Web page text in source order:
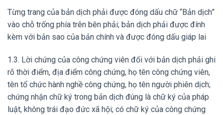
Từng trang của bản dịch phải được đóng dấu chữ “Bản dịch”
vào chỗ trống phía trên bên phải; bản dịch phải được đính
kèm với bản sao của bản chính và được đóng dấu giáp lai
1.3. Lời chứng của công chứng viên đối với bản dịch phải ghi
rõ thời điểm, địa điểm công chứng, họ tên công chứng viên,
tên tổ chức hành nghề công chứng, họ tên người phiên dịch;
chứng nhận chữ ký trong bản dịch đúng là chữ ký của pháp
luật, không trái đạo đức xã hội; có chữ ký của công chứng